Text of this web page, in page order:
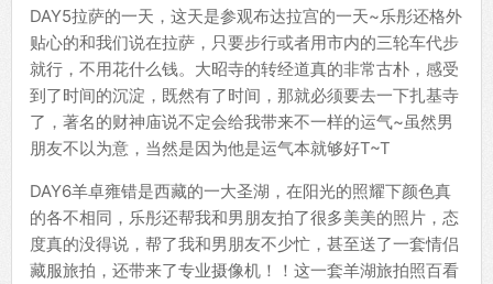
DAY5拉萨的一天，这天是参观布达拉宫的一天~乐彤还格外
贴心的和我们说在拉萨，只要步行或者用市内的三轮车代步
就行，不用花什么钱。大昭寺的转经道真的非常古朴，感受
到了时间的沉淀，既然有了时间，那就必须要去一下扎基寺
了，著名的财神庙说不定会给我带来不一样的运气~虽然男
朋友不以为意，当然是因为他是运气本就够好T~T
DAY6羊卓雍错是西藏的一大圣湖，在阳光的照耀下颜色真
的各不相同，乐彤还帮我和男朋友拍了很多美美的照片，态
度真的没得说，帮了我和男朋友不少忙，甚至送了一套情侣
藏服旅拍，还带来了专业摄像机！！这一套羊湖旅拍照百看